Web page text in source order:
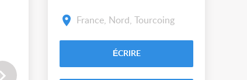
France, Nord, Tourcoing
ÉCRIRE